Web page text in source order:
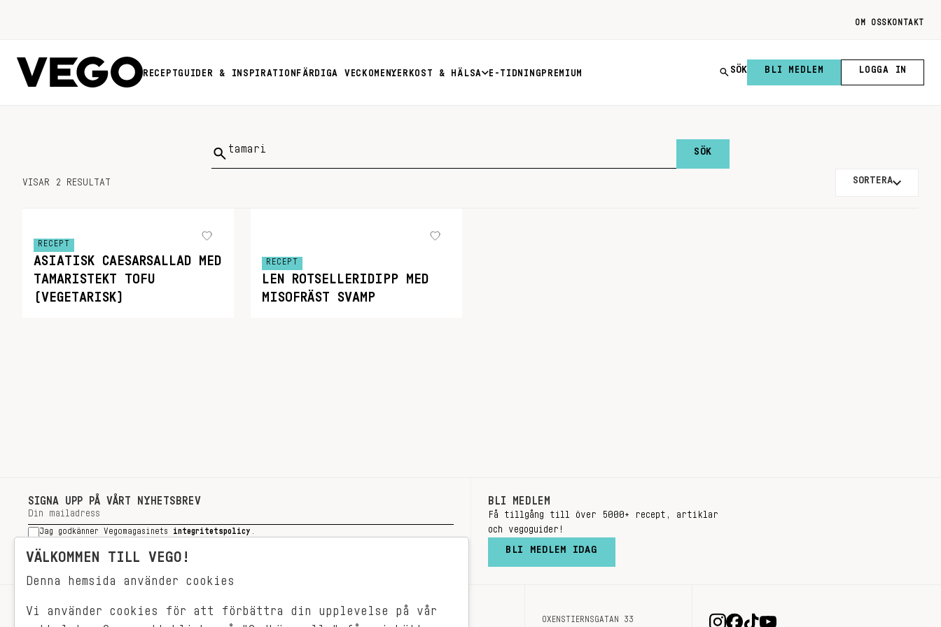
OM OSS KONTAKT
RECEPTGUIDER & INSPIRATION FÄRDIGA VECKOMENYER KOST & HÄLSA E-TIDNING PREMIUM SÖK BLI MEDLEM LOGGA IN
Sök
VISAR 2 RESULTAT SORTERA
RECEPT
ASIATISK CAESARSALLAD MED
TAMARISTEKT TOFU
(VEGETARISK)
RECEPT
LEN ROTSELLERIDIPP MED
MISOFRÄST SVAMP
SIGNA UPP PÅ VÅRT NYHETSBREV
Jag godkänner Vegomagasinets integritetspolicy
SIGNA UPP
BLI MEDLEM
Få tillgång till över 5000+ recept, artiklar
och vegoguider!
BLI MEDLEM IDAG
RECEPT OM OSS OXENSTIERNSGATAN 33
VÄLKOMMEN TILL VEGO!
Denna hemsida använder cookies
Vi använder cookies för att förbättra din upplevelse på vår